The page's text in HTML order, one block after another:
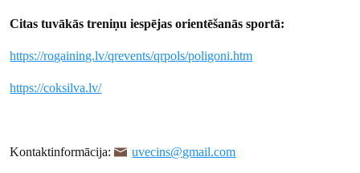
Citas tuvākās treniņu iespējas orientēšanās sportā:
https://rogaining.lv/qrevents/qrpols/poligoni.htm
https://coksilva.lv/
Kontaktinformācija: uvecins@gmail.com